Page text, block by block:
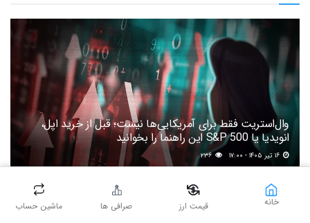
وال‌استریت فقط برای آمریکایی‌ها نیست؛ قبل از خرید اپل،
انویدیا یا S&P 500 این راهنما را بخوانید
۲۳۶
روزهای قرمز بازار؛ قربانی ترس می‌شوید یا استراتژی‌تان را تغییر
می‌دهید؟
خانه قیمت ارز صرافی ها ماشین حساب